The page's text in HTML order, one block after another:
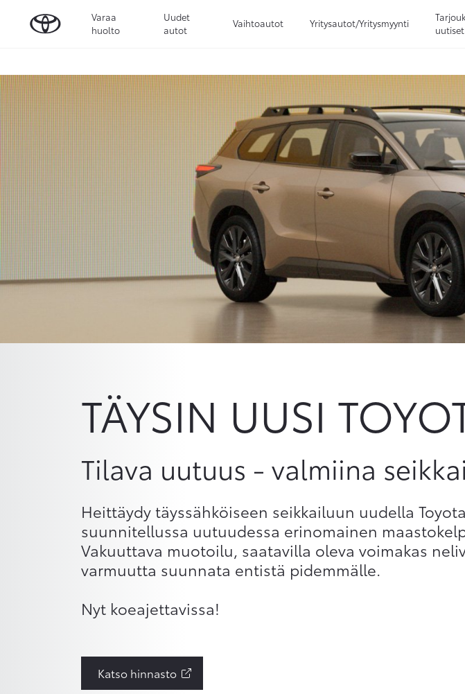
Varaa
huolto
Uudet
autot
Vaihtoautot Yritysautot/Yritysmyynti
uutiset
TÄYSIN UUSI
Tilava uutuus - valmiina
Heittäydy täyssähköiseen seikkailuun uudella
suunnitellussa uutuudessa erinomainen
Vakuuttava muotoilu, saatavilla oleva voimakas
varmuutta suunnata entistä pidemmälle.
Nyt koeajettavissa!
Katso hinnasto